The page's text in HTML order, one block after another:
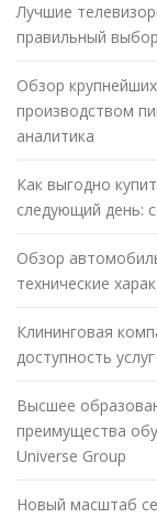
Лучшие
правильный выбор
Обзор
производством
аналитика
Как выгодно
следующий день:
Обзор
технические
Клининговая
доступность
Высшее
преимущества
Universe Group
Новый масштаб